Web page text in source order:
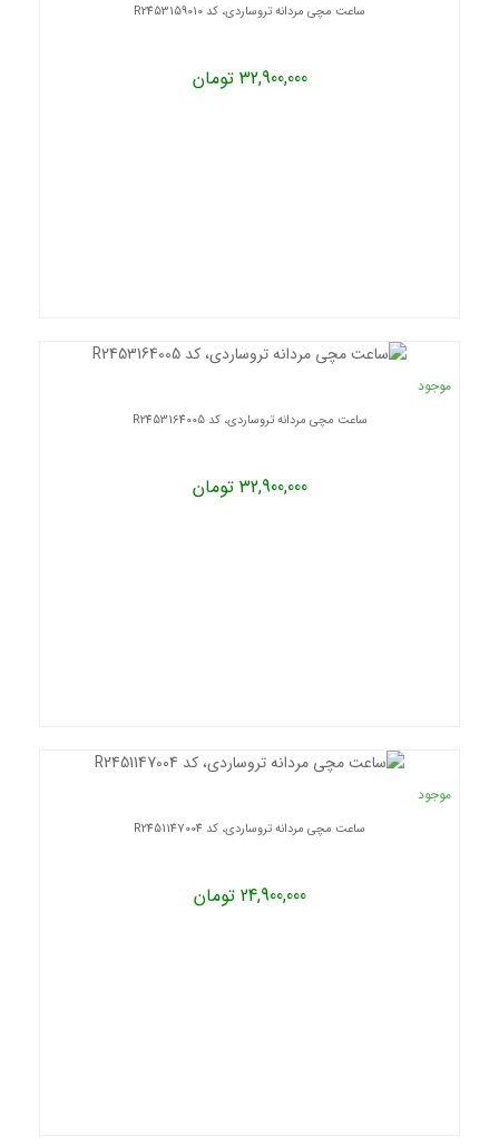
ساعت مچی مردانه تروساردی، کد R2453159010
32,900,000 تومان
موجود
ساعت مچی مردانه تروساردی، کد R2453164005
32,900,000 تومان
موجود
ساعت مچی مردانه تروساردی، کد R2451147004
24,900,000 تومان